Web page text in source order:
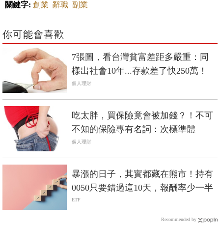
關鍵字: 創業 辭職 副業
你可能會喜歡
7張圖，看台灣貧富差距多嚴重：同
樣出社會10年...存款差了快250萬！
個人理財
吃太胖，買保險竟會被加錢？！不可
不知的保險專有名詞：次標準體
個人理財
暴漲的日子，其實都藏在熊市！持有
0050只要錯過這10天，報酬率少一半
ETF
Recommended by